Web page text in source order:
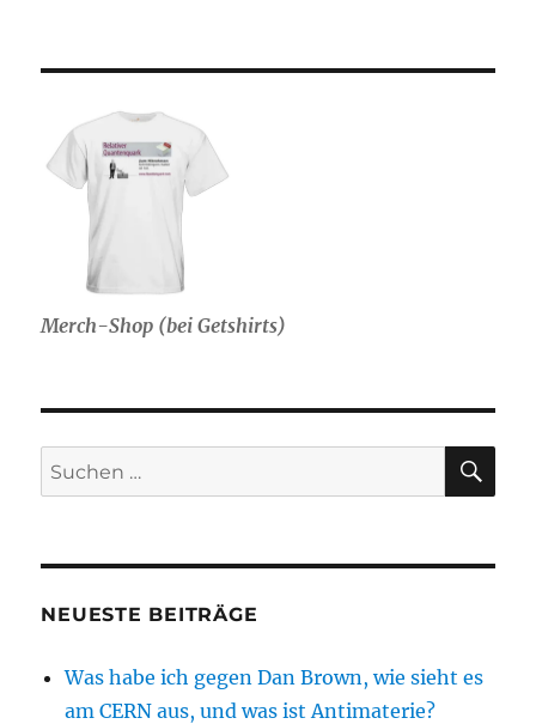
Merch-Shop (bei Getshirts)
Suche
nach:
NEUESTE BEITRÄGE
Was habe ich gegen Dan Brown, wie sieht es
am CERN aus, und was ist Antimaterie?